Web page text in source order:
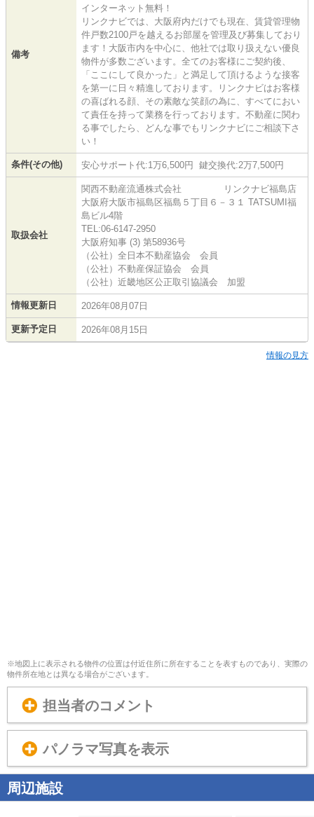
備考
インターネット無料！
リンクナビでは、大阪府内だけでも現在、賃貸管理物
件戸数2100戸を越えるお部屋を管理及び募集しており
ます！大阪市内を中心に、他社では取り扱えない優良
物件が多数ございます。全てのお客様にご契約後、
「ここにして良かった」と満足して頂けるような接客
を第一に日々精進しております。リンクナビはお客様
の喜ばれる顔、その素敵な笑顔の為に、すべてにおい
て責任を持って業務を行っております。不動産に関わ
る事でしたら、どんな事でもリンクナビにご相談下さ
い！
条件(その他) 安心サポート代:1万6,500円 鍵交換代:2万7,500円
取扱会社
関西不動産流通株式会社 リンクナビ福島店
大阪府大阪市福島区福島５丁目６－３１ TATSUMI福
島ビル4階
TEL:06-6147-2950
大阪府知事 (3) 第58936号
（公社）全日本不動産協会 会員
（公社）不動産保証協会 会員
（公社）近畿地区公正取引協議会 加盟
情報更新日 2026年08月07日
更新予定日 2026年08月15日
情報の見方
※地図上に表示される物件の位置は付近住所に所在することを表すものであり、実際の
物件所在地とは異なる場合がございます。
担当者のコメント
パノラマ写真を表示
周辺施設